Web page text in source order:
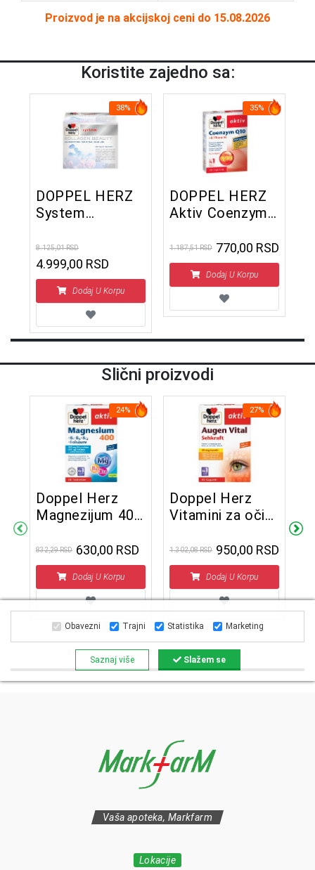
Proizvod je na akcijskoj ceni do 15.08.2026
Koristite zajedno sa:
38%
DOPPEL HERZ
System
ampule 30x25
ml
8.125,01 RSD
4.999,00 RSD
Dodaj U Korpu
35%
DOPPEL HERZ
Aktiv Coenzym
Vitamin 30
kapsula
1.187,51 RSD 770,00 RSD
Dodaj U Korpu
Slični proizvodi
24%
Doppel Herz
Magnezijum 400
30 tableta
832,29 RSD 630,00 RSD
Dodaj U Korpu
27%
Doppel Herz
Vitamini za oči
1.302,08 RSD 950,00 RSD
Dodaj U Korpu
Vaša apoteka, Markfarm
Lokacije
Obavezni Trajni Statistika Marketing
Saznaj više Slažem se